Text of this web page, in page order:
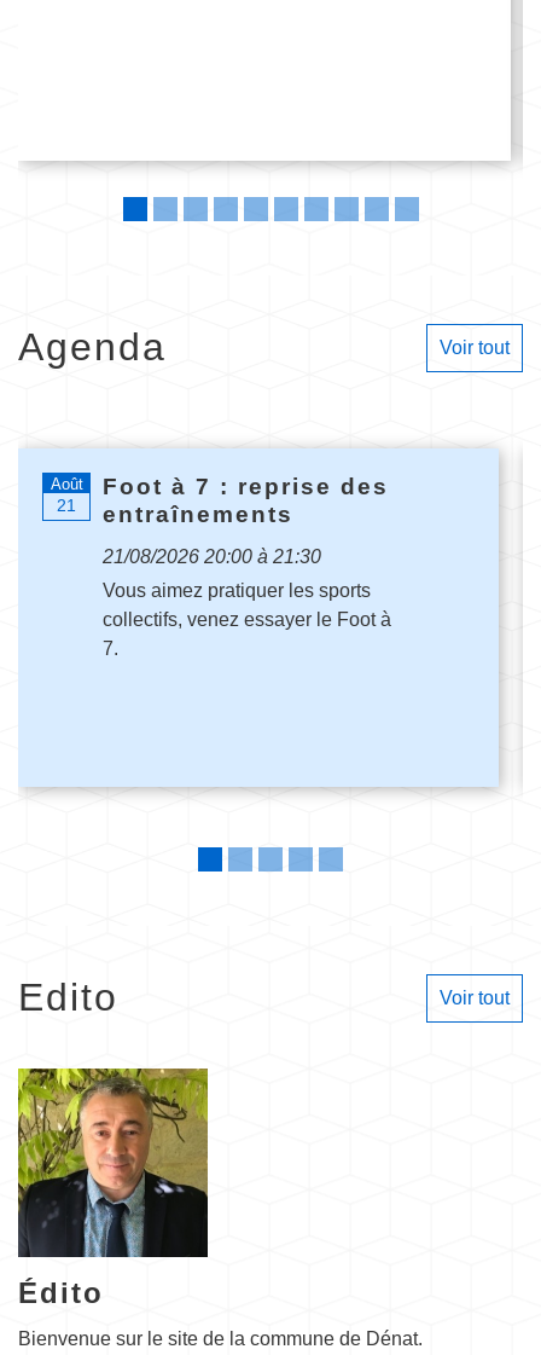
Agenda Voir tout
Août
21
Foot à 7 : reprise des
entraînements
21/08/2026 20:00 à 21:30
Vous aimez pratiquer les sports
collectifs, venez essayer le Foot à
7.
Edito Voir tout
Édito
Bienvenue sur le site de la commune de Dénat.